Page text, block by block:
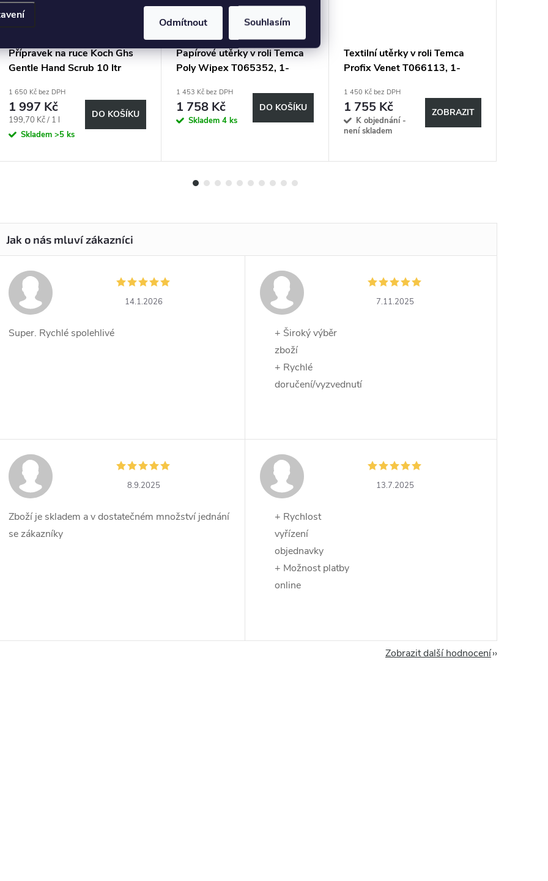
Odmítnout Souhlasím
Přípravek na ruce Koch Ghs
Gentle Hand Scrub 10 ltr
1 650 Kč bez DPH
1 997 Kč
Měrná
cena:
199,70 Kč / 1 l
Skladem >5 ks
DO KOŠÍKU
Papírové utěrky v roli Temca
Poly Wipex T065352, 1-
1 453 Kč bez DPH
1 758 Kč
Skladem 4 ks
DO KOŠÍKU
Textilní utěrky v roli Temca
Profix Venet T066113, 1-
1 450 Kč bez DPH
1 755 Kč
K objednání -
není skladem
ZOBRAZIT
14.1.2026
Super. Rychlé spolehlivé
7.11.2025
+ Široký výběr
zboží
+ Rychlé
doručení/vyzvednutí
8.9.2025
Zboží je skladem a v dostatečném množství jednání
se zákazníky
13.7.2025
+ Rychlost
vyřízení
objednavky
+ Možnost platby
online
Zobrazit další hodnocení